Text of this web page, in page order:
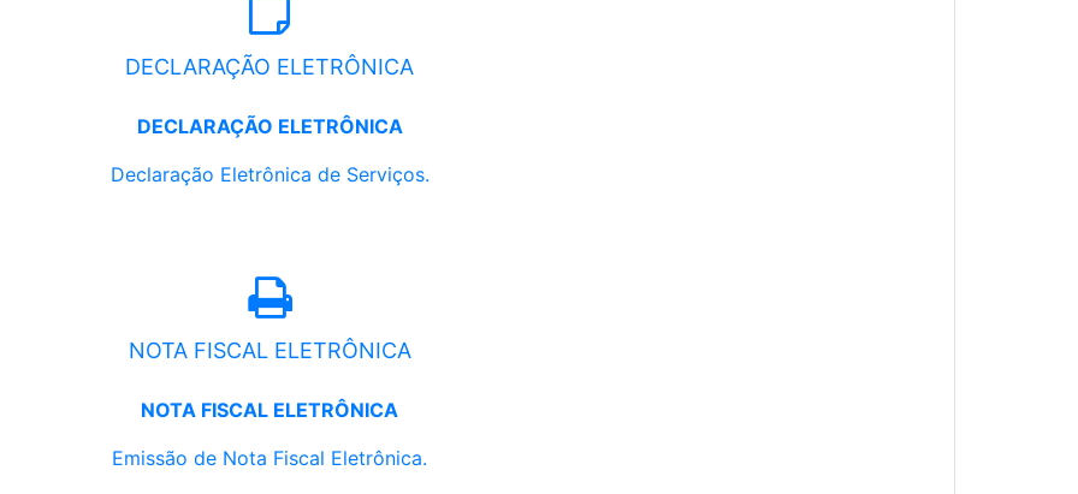
DECLARAÇÃO ELETRÔNICA
DECLARAÇÃO ELETRÔNICA
Declaração Eletrônica de Serviços.
NOTA FISCAL ELETRÔNICA
NOTA FISCAL ELETRÔNICA
Emissão de Nota Fiscal Eletrônica.